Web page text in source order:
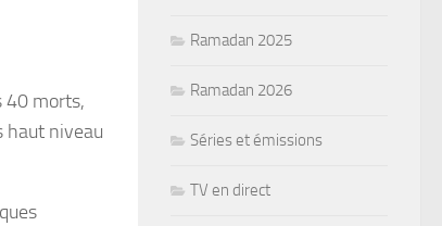
40 morts,
haut niveau
Ramadan 2025
Ramadan 2026
Séries et émissions
TV en direct